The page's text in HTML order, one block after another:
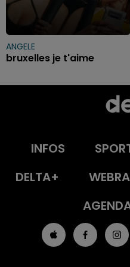
ANGELE
bruxelles je t'aime
INFOS
DELTA+